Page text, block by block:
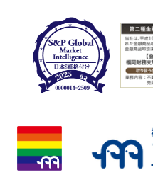
当社との契約、又は、提供し
ない場合がございます。
a.第三者が閲覧可能な環境に
的で利用されないという前
印刷などは認められるもの
ん。 また個人的な使用であ
表示を削除してはならない
b.また上記以外の場合におけ
す。。
7. 個人情報に関するお